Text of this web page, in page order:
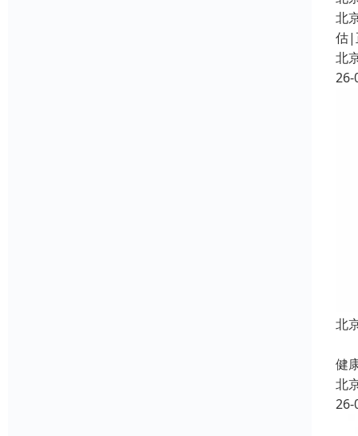
北
估|
北
26-
北
健
北
26-